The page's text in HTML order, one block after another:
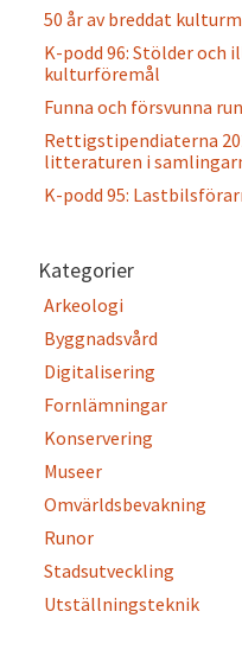
50 år av breddat
K-podd 96: Stölder och
kulturföremål
Funna och försvunna
Rettigstipendiaterna
litteraturen i
K-podd 95:
Kategorier
Arkeologi
Byggnadsvård
Digitalisering
Fornlämningar
Konservering
Museer
Omvärldsbevakning
Runor
Stadsutveckling
Utställningsteknik